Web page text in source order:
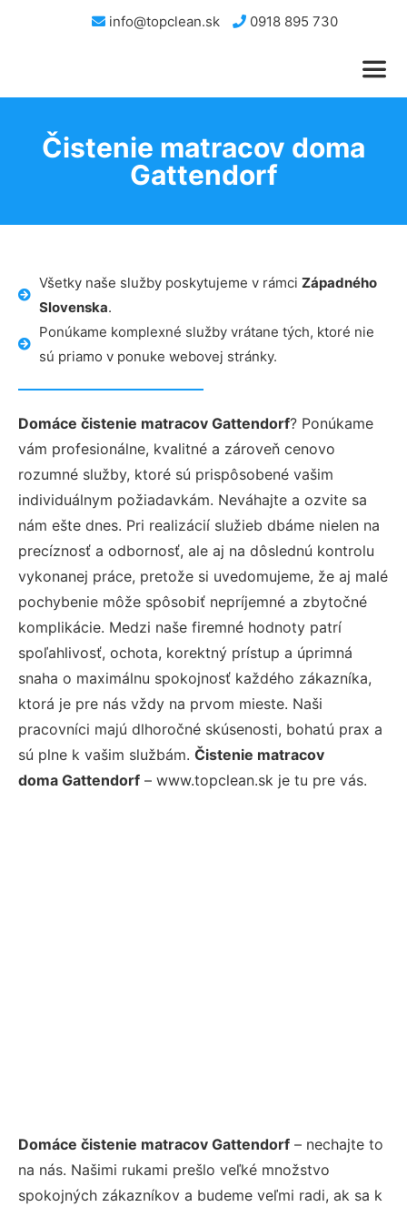
info@topclean.sk 0918 895 730
Čistenie matracov doma
Gattendorf
Všetky naše služby poskytujeme v rámci Západného
Slovenska.
Ponúkame komplexné služby vrátane tých, ktoré nie
sú priamo v ponuke webovej stránky.
Domáce čistenie matracov Gattendorf? Ponúkame
vám profesionálne, kvalitné a zároveň cenovo
rozumné služby, ktoré sú prispôsobené vašim
individuálnym požiadavkám. Neváhajte a ozvite sa
nám ešte dnes. Pri realizácií služieb dbáme nielen na
precíznosť a odbornosť, ale aj na dôslednú kontrolu
vykonanej práce, pretože si uvedomujeme, že aj malé
pochybenie môže spôsobiť nepríjemné a zbytočné
komplikácie. Medzi naše firemné hodnoty patrí
spoľahlivosť, ochota, korektný prístup a úprimná
snaha o maximálnu spokojnosť každého zákazníka,
ktorá je pre nás vždy na prvom mieste. Naši
pracovníci majú dlhoročné skúsenosti, bohatú prax a
sú plne k vašim službám. Čistenie matracov
doma Gattendorf – www.topclean.sk je tu pre vás.
Domáce čistenie matracov Gattendorf – nechajte to
na nás. Našimi rukami prešlo veľké množstvo
spokojných zákazníkov a budeme veľmi radi, ak sa k